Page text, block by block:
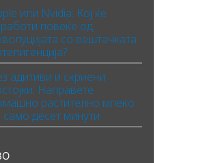
или Nvidia: Кој ќе
повеќе од
со вештачката
адитиви и скриени
Направете
растително млеко
само десет минути